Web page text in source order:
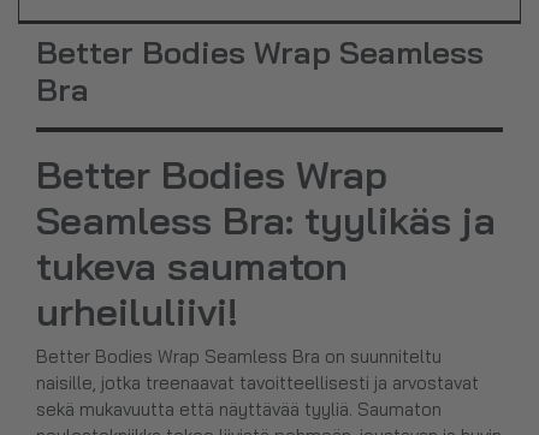
Better Bodies Wrap Seamless
Bra
Better Bodies Wrap
Seamless Bra: tyylikäs ja
tukeva saumaton
urheiluliivi!
Better Bodies Wrap Seamless Bra on suunniteltu
naisille, jotka treenaavat tavoitteellisesti ja arvostavat
sekä mukavuutta että näyttävää tyyliä. Saumaton